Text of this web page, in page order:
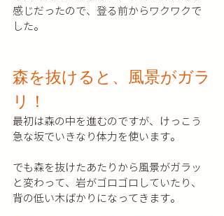
感じだったので、登る前からワクワクで
した。
森を抜けると、風景がガラ
リ！
最初は森の中を進むのですが、けっこう
急な坂でいきなり体力を使います。
でも森を抜けたあたりから風景がガラッ
と変わって、岩がゴロゴロしていたり、
背の低い木ばかりになってきます。